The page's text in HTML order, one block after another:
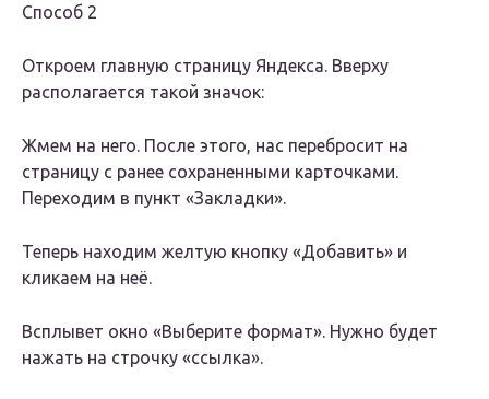
Способ 2
Откроем главную страницу Яндекса. Вверху
располагается такой значок:
Жмем на него. После этого, нас перебросит на
страницу с ранее сохраненными карточками.
Переходим в пункт «Закладки».
Теперь находим желтую кнопку «Добавить» и
кликаем на неё.
Всплывет окно «Выберите формат». Нужно будет
нажать на строчку «ссылка».